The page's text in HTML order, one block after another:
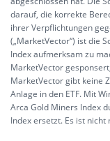
darauf, die korrekte
ihrer Verpflichtungen
(„MarketVector“) ist die
Index aufmerksam zu
MarketVector
MarketVector gibt keine
Anlage in den ETF. Mit
Arca Gold Miners Index
Index ersetzt. Es ist